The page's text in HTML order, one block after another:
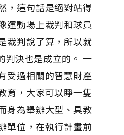
，這句話是絕對站得
運動場上裁判和球員
裁判說了算，所以就
判決也是成立的。 一
受過相關的智慧財產
育，大家可以睜一隻
身為舉辦大型、具教
單位，在執行計畫前